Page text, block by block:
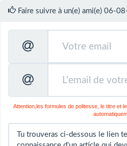
Faire suivre à un(e) ami(e) 06-
Attention,les formules de politesse, le titre et